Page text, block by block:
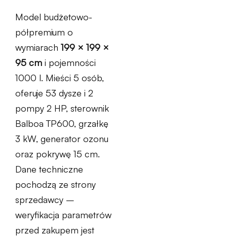
Model budżetowo-
półpremium o
wymiarach 199 × 199 ×
95 cm i pojemności
1000 l. Mieści 5 osób,
oferuje 53 dysze i 2
pompy 2 HP, sterownik
Balboa TP600, grzałkę
3 kW, generator ozonu
oraz pokrywę 15 cm.
Dane techniczne
pochodzą ze strony
sprzedawcy –
weryfikacja parametrów
przed zakupem jest